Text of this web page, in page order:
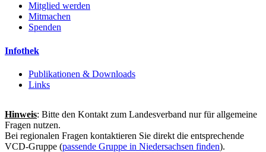
Mitglied werden
Mitmachen
Spenden
Infothek
Publikationen & Downloads
Links
Hinweis: Bitte den Kontakt zum Landesverband nur für allgemeine
Fragen nutzen.
Bei regionalen Fragen kontaktieren Sie direkt die entsprechende
VCD-Gruppe (passende Gruppe in Niedersachsen finden).